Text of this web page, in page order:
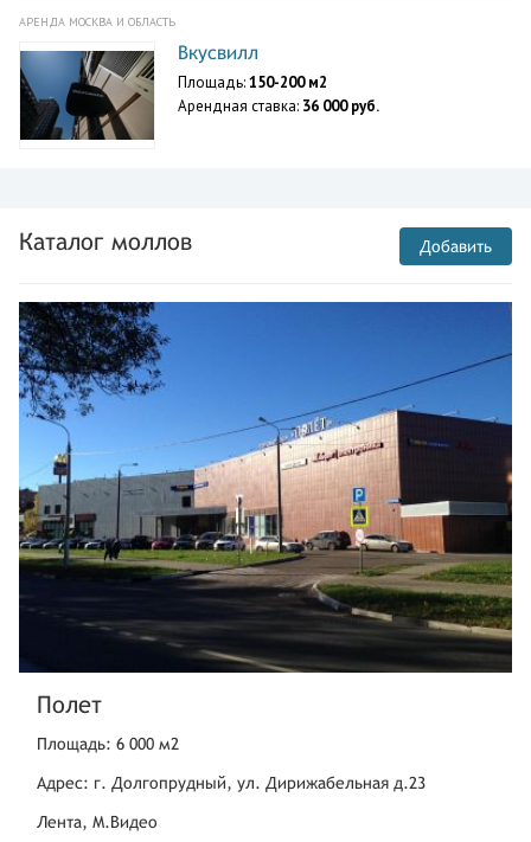
АРЕНДА МОСКВА И ОБЛАСТЬ
Вкусвилл
Площадь:150-200 м2
Арендная ставка: 36 000 руб.
Каталог моллов Добавить
Полет
Площадь: 6 000 м2
Адрес: г. Долгопрудный, ул. Дирижабельная д.23
Лента, М.Видео